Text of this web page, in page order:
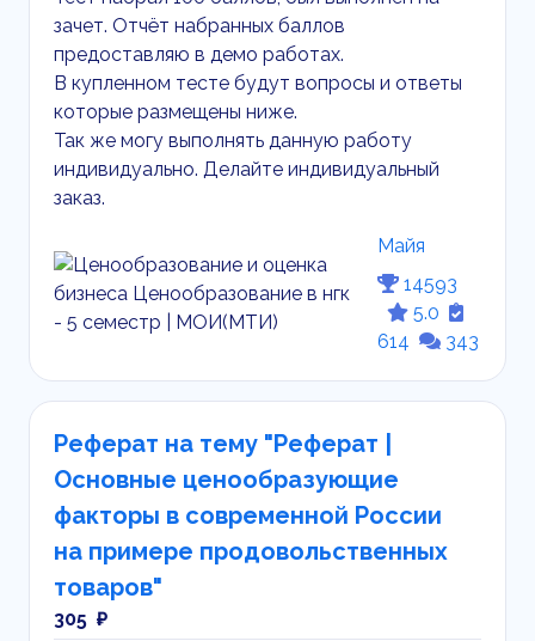
зачет. Отчёт набранных баллов
предоставляю в демо работах.
В купленном тесте будут вопросы и ответы
которые размещены ниже.
Так же могу выполнять данную работу
индивидуально. Делайте индивидуальный
заказ.
Майя
14593
5.0
614
343
Реферат на тему "Реферат |
Основные ценообразующие
факторы в современной России
на примере продовольственных
товаров"
305 ₽